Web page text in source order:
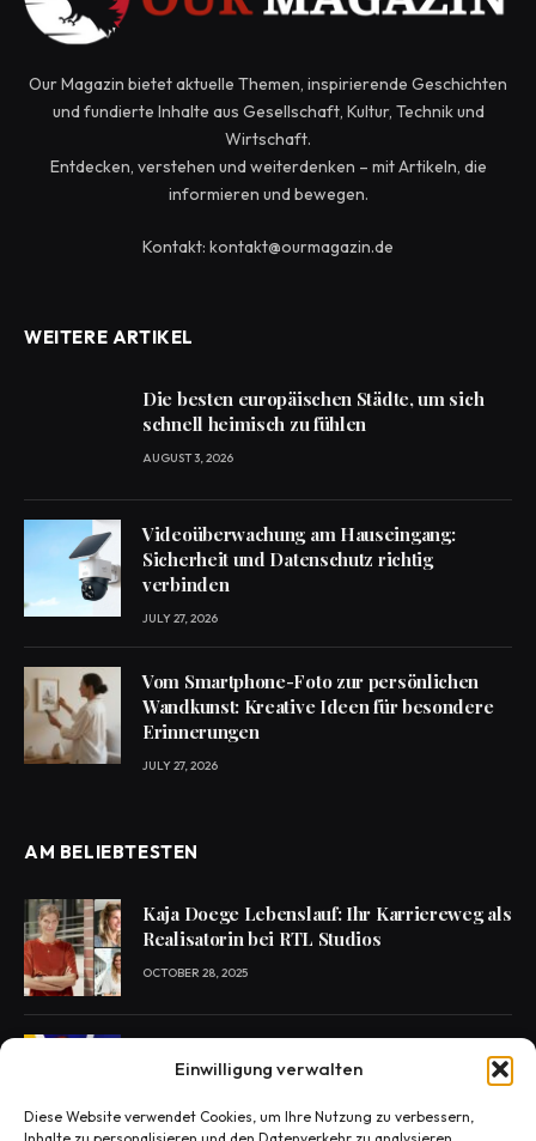
Einwilligung verwalten
Diese Website verwendet Cookies, um Ihre Nutzung zu verbessern,
Our Magazin bietet aktuelle Themen, inspirierende Geschichten
und fundierte Inhalte aus Gesellschaft, Kultur, Technik und
Wirtschaft.
Entdecken, verstehen und weiterdenken – mit Artikeln, die
informieren und bewegen.
Kontakt: kontakt@ourmagazin.de
WEITERE ARTIKEL
Die besten europäischen Städte, um sich
schnell heimisch zu fühlen
AUGUST 3, 2026
Videoüberwachung am Hauseingang:
Sicherheit und Datenschutz richtig
verbinden
JULY 27, 2026
Vom Smartphone-Foto zur persönlichen
Wandkunst: Kreative Ideen für besondere
Erinnerungen
JULY 27, 2026
AM BELIEBTESTEN
Kaja Doege Lebenslauf: Ihr Karriereweg als
Realisatorin bei RTL Studios
OCTOBER 28, 2025
Medien berichten, offiziell nichts bestätigt
OCTOBER 29, 2025